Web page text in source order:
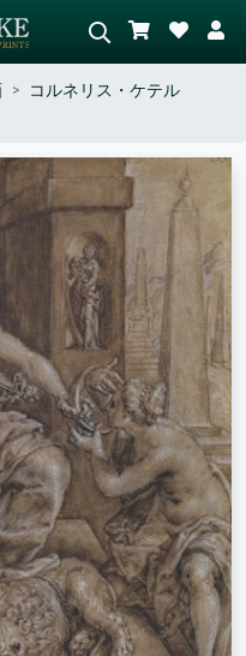
ーンを説明してください – 例：
の草原、赤の多い抽象画、暗い
絵、木のそばの立ち姿のヌー
ド。
コルネリス・ケテル